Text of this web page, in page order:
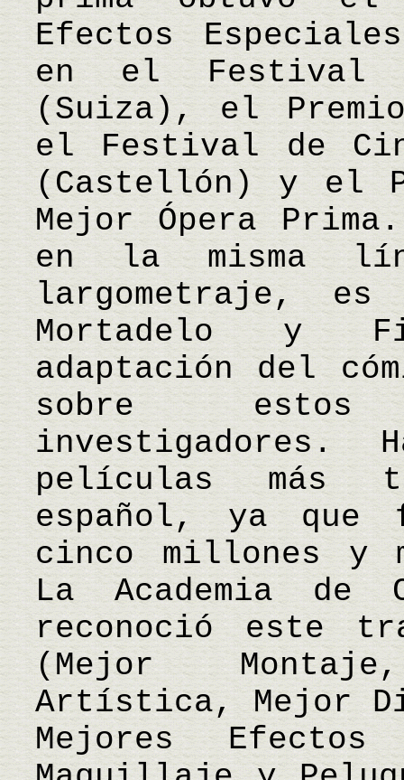
Efectos
en el Festival
(Suiza), el
el Festival de
(Castellón) y el
Mejor Ópera
en la misma
largometraje,
Mortadelo y
adaptación del
sobre estos
películas más
español, ya que
cinco millones y
La Academia de
reconoció este
(Mejor
Artística, Mejor
Mejores